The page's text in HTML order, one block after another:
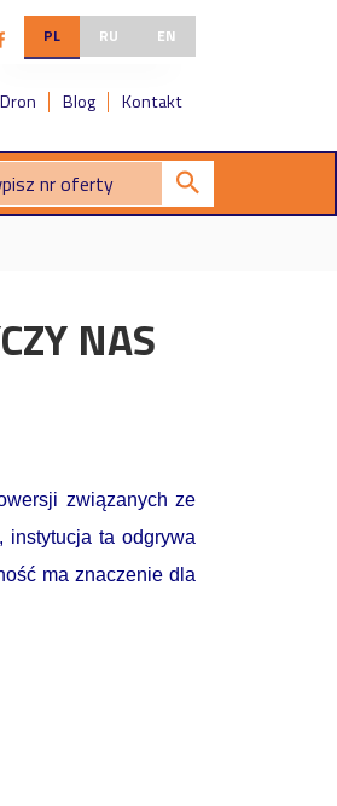
PL RU EN
Dron Blog Kontakt
NAS
związanych ze
instytucja ta odgrywa
ma znaczenie dla